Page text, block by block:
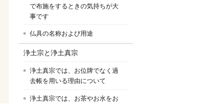
で布施をするときの気持ちが大
事です
仏具の名称および用途
浄土宗と浄土真宗
浄土真宗では、お位牌でなく過
去帳を用いる理由について
浄土真宗では、お茶やお水をお